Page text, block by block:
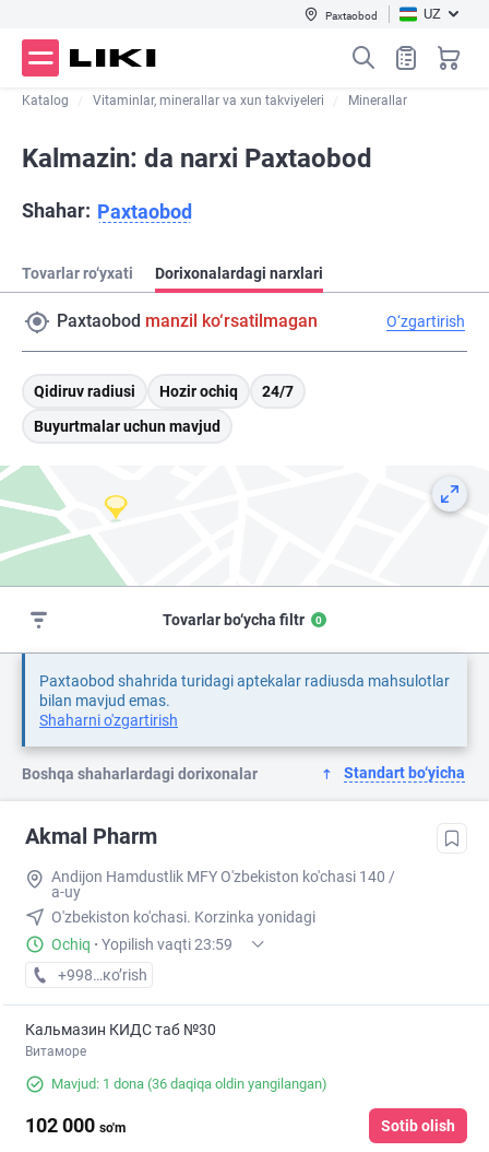
Paxtaobod UZ
Katalog Vitaminlar, minerallar va xun takviyeleri Minerallar
Kalmazin: da narxi Paxtaobod
Shahar: Paxtaobod
Tovarlar ro‘yxati Dorixonalardagi narxlari
Paxtaobod manzil ko‘rsatilmagan O‘zgartirish
Qidiruv radiusi Hozir ochiq
24/7
Buyurtmalar uchun mavjud
Tovarlar bo‘ycha filtr 0
Paxtaobod shahrida turidagi aptekalar radiusda mahsulotlar
bilan mavjud emas.
Shaharni o'zgartirish
Boshqa shaharlardagi dorixonalar Standart bo‘yicha
Akmal Pharm
Andijon Hamdustlik MFY O'zbekiston ko'chasi 140 /
a-uy
O'zbekiston ko'chasi. Korzinka yonidagi
Ochiq · Yopilish vaqti 23:59
+998 (90) XXX-XX-XX
кo’rish
Кальмазин КИДС таб №30
Витаморе
Mavjud: 1 dona (36 daqiqa oldin yangilangan)
102 000 so'm Sotib olish